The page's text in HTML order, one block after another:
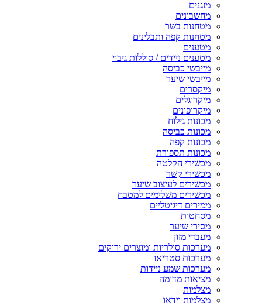
מזגנים
מחשבונים
מטחנות בשר
מטחנות קפה ותבלינים
מטענים
מטענים ניידים / סוללות גיבוי
מייבשי כביסה
מייבשי שיער
מיקסרים
מיקרוגלים
מיקרופונים
מכונות גילוח
מכונות כביסה
מכונות קפה
מכונות תספורת
מכשירי הקלטה
מכשירי קשר
מכשירים לעיצוב שיער
מכשירים משלימים למטבח
ממירים דיגיטליים
מסחטות
מסירי שיער
מעבדי מזון
מערכות סולריות ומוצרים ירוקים
מערכות סטריאו
מערכות שמע ניידות
מציאות מדומה
מצלמות
מצלמות וידאו